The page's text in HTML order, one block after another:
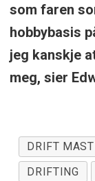
som faren
hobbybasis
jeg kanskje
meg, sier
DRIFT
DRIFTING